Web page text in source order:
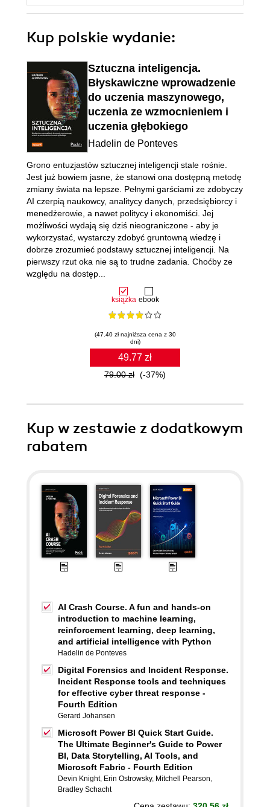
Kup polskie wydanie:
Sztuczna inteligencja.
Błyskawiczne wprowadzenie
do uczenia maszynowego,
uczenia ze wzmocnieniem i
uczenia głębokiego
Hadelin de Ponteves
książka ebook
(47.40 zł najniższa cena z 30
dni)
49.77 zł
79.00 zł (-37%)
Grono entuzjastów sztucznej inteligencji stale rośnie.
Jest już bowiem jasne, że stanowi ona dostępną metodę
zmiany świata na lepsze. Pełnymi garściami ze zdobyczy
AI czerpią naukowcy, analitycy danych, przedsiębiorcy i
menedżerowie, a nawet politycy i ekonomiści. Jej
możliwości wydają się dziś nieograniczone - aby je
wykorzystać, wystarczy zdobyć gruntowną wiedzę i
dobrze zrozumieć podstawy sztucznej inteligencji. Na
pierwszy rzut oka nie są to trudne zadania. Choćby ze
względu na dostęp...
Kup w zestawie z dodatkowym
rabatem
AI Crash Course. A fun and hands-on
introduction to machine learning,
reinforcement learning, deep learning,
and artificial intelligence with Python
Hadelin de Ponteves
Digital Forensics and Incident Response.
Incident Response tools and techniques
for effective cyber threat response -
Fourth Edition
Gerard Johansen
Microsoft Power BI Quick Start Guide.
The Ultimate Beginner's Guide to Power
BI, Data Storytelling, AI Tools, and
Microsoft Fabric - Fourth Edition
Devin Knight, Erin Ostrowsky, Mitchell Pearson,
Bradley Schacht